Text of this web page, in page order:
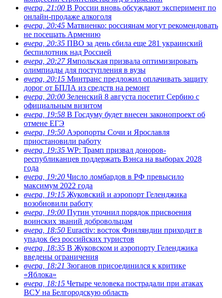
вчера, 21:00 В России вновь обсуждают эксперимент по
онлайн-продаже алкоголя
вчера, 20:45 Матвиенко: россиянам могут рекомендовать
не посещать Армению
вчера, 20:35 ПВО за день сбила еще 281 украинский
беспилотник над Россией
вчера, 20:27Ямпольская призвала оптимизировать
олимпиады для поступления в вузы
вчера, 20:15 Минтранс предложил оплачивать защиту
дорог от БПЛА из средств на ремонт
вчера, 20:00 Зеленский 8 августа посетит Сербию с
официальным визитом
вчера, 19:58 В Госдуму будет внесен законопроект об
отмене ЕГЭ
вчера, 19:50 Аэропорты Сочи и Ярославля
приостановили работу
вчера, 19:35 WP: Трамп призвал доноров-
республиканцев поддержать Вэнса на выборах 2028
года
вчера, 19:20 Число ломбардов в РФ превысило
максимум 2022 года
вчера, 19:15 Жуковский и аэропорт Геленджика
возобновили работу
вчера, 19:00 Путин уточнил порядок присвоения
воинских званий добровольцам
вчера, 18:50 Euractiv: восток Финляндии приходит в
упадок без российских туристов
вчера, 18:35 В Жуковском и аэропорту Геленджика
введены ограничения
вчера, 18:21 Зюганов присоединился к критике
«Яблока»
вчера, 18:15 Четыре человека пострадали при атаках
ВСУ на Белгородскую область